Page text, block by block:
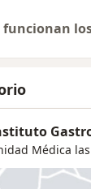
funcionan
Médica